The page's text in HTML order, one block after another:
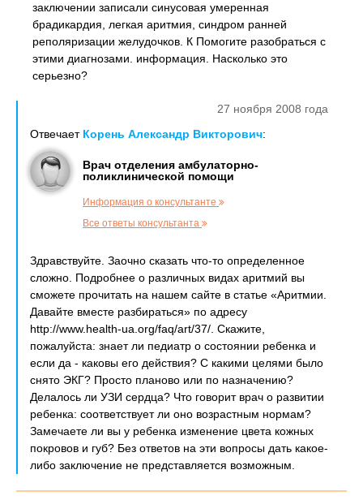
заключении записали синусовая умеренная
брадикардия, легкая аритмия, синдром ранней
реполяризации желудочков. К Помогите разобраться с
этими диагнозами. информация. Насколько это
серьезно?
27 ноября 2008 года
Отвечает Корень Александр Викторович:
Врач отделения амбулаторно-
поликлинической помощи
Информация о консультанте
Все ответы консультанта
Здравствуйте. Заочно сказать что-то определенное
сложно. Подробнее о различных видах аритмий вы
сможете прочитать на нашем сайте в статье «Аритмии.
Давайте вместе разбираться» по адресу
http://www.health-ua.org/faq/art/37/. Скажите,
пожалуйста: знает ли педиатр о состоянии ребенка и
если да - каковы его действия? С какими целями было
снято ЭКГ? Просто планово или по назначению?
Делалось ли УЗИ сердца? Что говорит врач о развитии
ребенка: соответствует ли оно возрастным нормам?
Замечаете ли вы у ребенка изменение цвета кожных
покровов и губ? Без ответов на эти вопросы дать какое-
либо заключение не представляется возможным.